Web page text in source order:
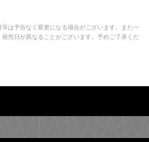
は予告なく変更になる場合がございます。また一
売日が異なることがございます。予めご了承くだ